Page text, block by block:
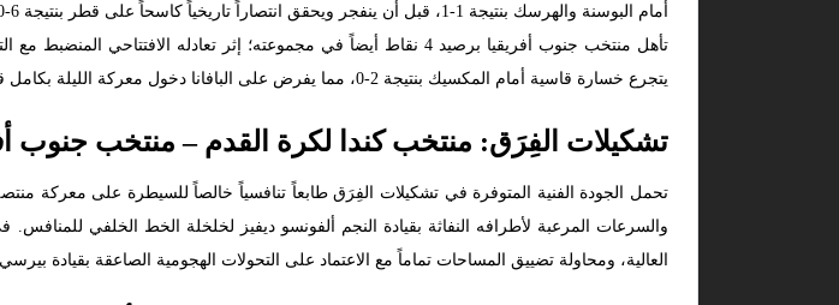
يتجرع خسارة قاسية أمام المكسيك بنتيجة 2-0، مما يفرض على البافانا دخول معركة الليلة بكامل قوتهم البدنية لغسل أحزان السقوط الماضي.
تشكيلات الفِرَق: منتخب كندا لكرة القدم – منتخب جنوب
تحمل الجودة الفنية المتوفرة في تشكيلات الفِرَق طابعاً تنافسياً خالصاً للسيطرة على معركة
والسرعات المرعبة لأطرافه النفاثة بقيادة النجم ألفونسو ديفيز لخلخلة الخط الخلفي
العالية، ومحاولة تضييق المساحات تماماً مع الاعتماد على التحولات الهجومية الصاعقة بقيادة